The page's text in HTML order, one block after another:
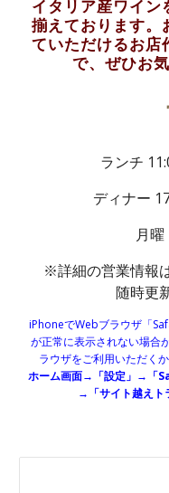
イタリア産ワイン
揃えております。
ていただけるお店
で、ぜひお
ランチ
ディナー
月
※詳細の営業情報
随時更
iPhoneでWebブラウザ「
が正常に表示されない場合
ラウザをご利用いただく
ホーム画面→「設定」→「
→「サイト越えト